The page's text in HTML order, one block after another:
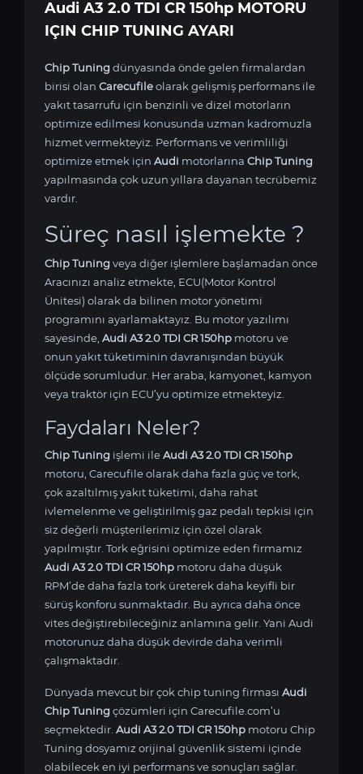
Audi A3 2.0 TDI CR 150hp MOTORU
IÇIN CHIP TUNING AYARI
Chip Tuningdünyasında önde gelen firmalardan
birisi olan Carecufileolarak gelişmiş performans ile
yakıt tasarrufu için benzinli ve dizel motorların
optimize edilmesi konusunda uzman kadromuzla
hizmet vermekteyiz. Performans ve verimliliği
optimize etmek için Audi motorlarına Chip Tuning
yapılmasında çok uzun yıllara dayanan tecrübemiz
vardır.
Süreç nasıl işlemekte ?
Chip Tuningveya diğer işlemlere başlamadan önce
Aracınızı analiz etmekte, ECU(Motor Kontrol
Ünitesi) olarak da bilinen motor yönetimi
programını ayarlamaktayız. Bu motor yazılımı
sayesinde, Audi A3 2.0 TDI CR 150hp motoru ve
onun yakıt tüketiminin davranışından büyük
ölçüde sorumludur. Her araba, kamyonet, kamyon
veya traktör için ECU’yu optimize etmekteyiz.
Faydaları Neler?
Chip Tuning işlemi ileAudi A3 2.0 TDI CR 150hp
motoru, Carecufile olarak daha fazla güç ve tork,
çok azaltılmış yakıt tüketimi, daha rahat
ivlemelenme ve geliştirilmiş gaz pedalı tepkisi için
siz değerli müşterilerimiz için özel olarak
yapılmıştır. Tork eğrisini optimize eden firmamız
Audi A3 2.0 TDI CR 150hp motoru daha düşük
RPM’de daha fazla tork üreterek daha keyifli bir
sürüş konforu sunmaktadır. Bu ayrıca daha önce
vites değiştirebileceğiniz anlamına gelir. Yani Audi
motorunuz daha düşük devirde daha verimli
çalışmaktadır.
Dünyada mevcut bir çok chip tuning firması Audi
Chip Tuningçözümleri için Carecufile.com’u
seçmektedir. Audi A3 2.0 TDI CR 150hp motoru Chip
Tuning dosyamız orijinal güvenlik sistemi içinde
olabilecek en iyi performans ve sonuçları sağlar.